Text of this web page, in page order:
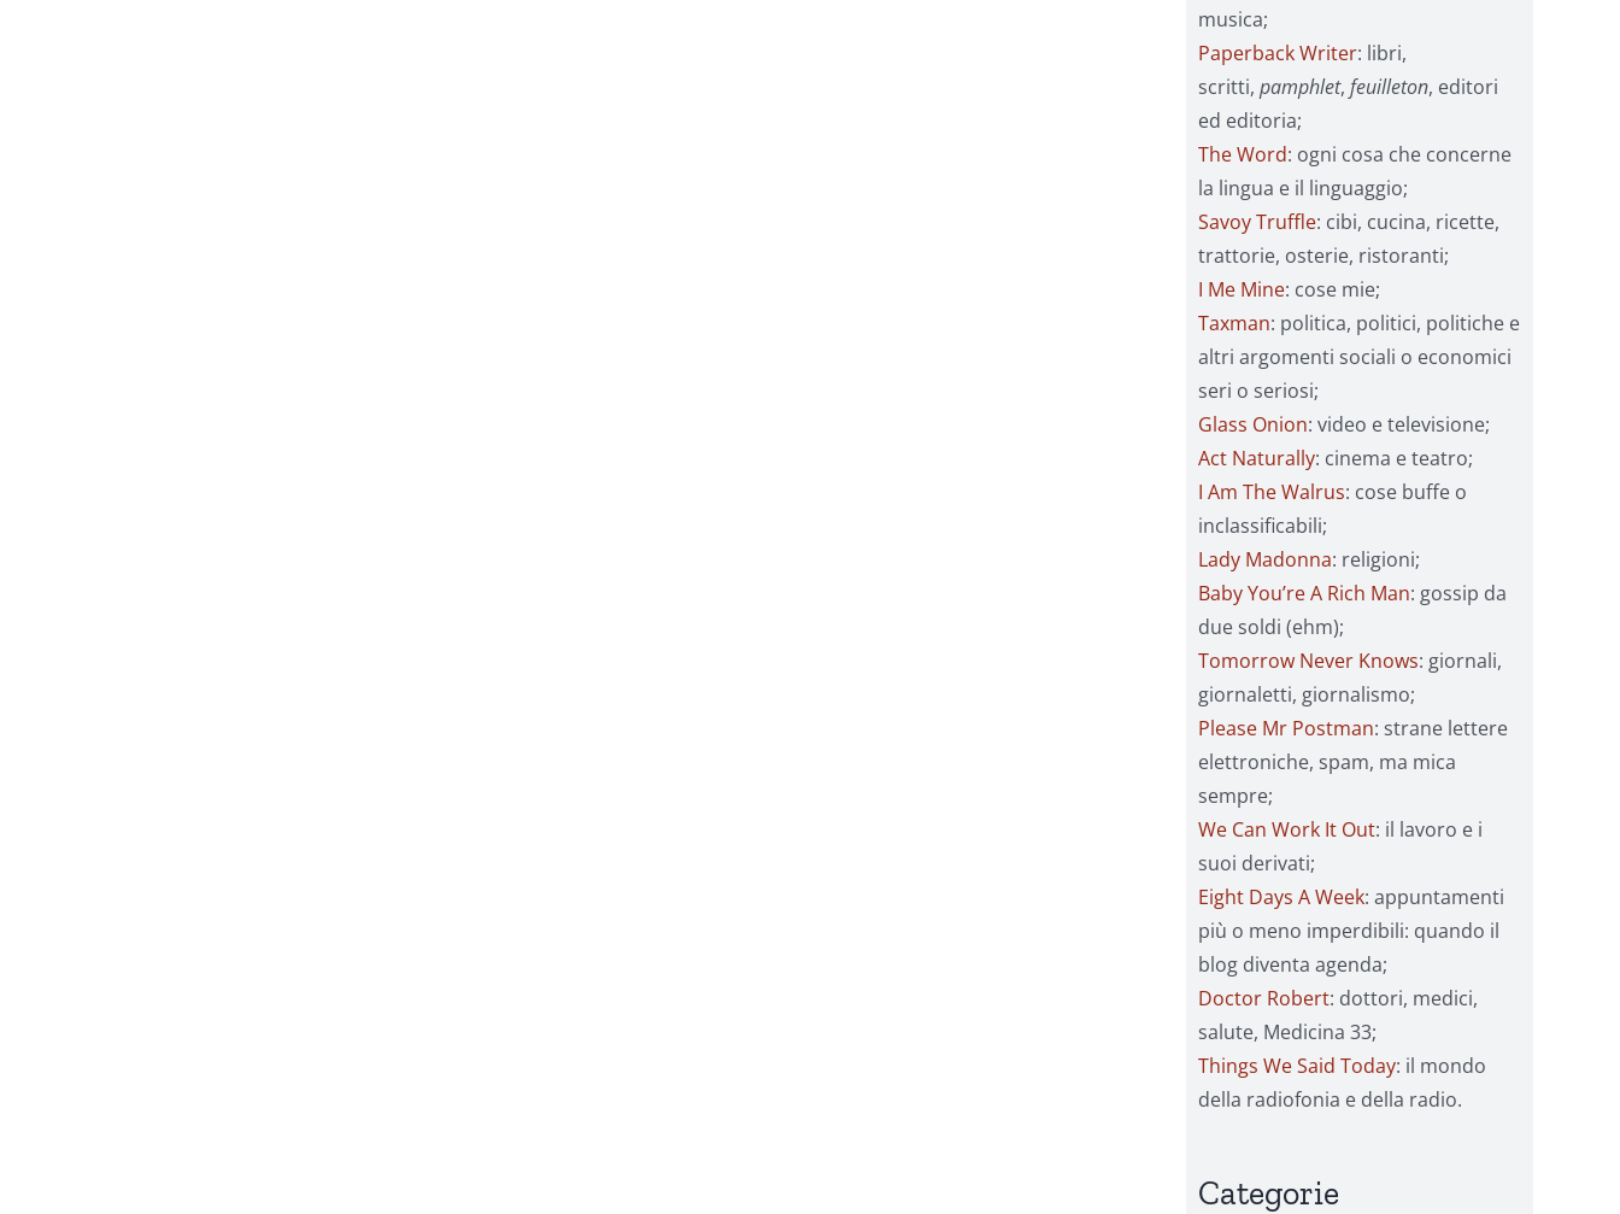
musica;
Paperback Writer: libri,
scritti, pamphlet, feuilleton, editori
ed editoria;
The Word: ogni cosa che concerne
la lingua e il linguaggio;
Savoy Truffle: cibi, cucina, ricette,
trattorie, osterie, ristoranti;
I Me Mine: cose mie;
Taxman: politica, politici, politiche e
altri argomenti sociali o economici
seri o seriosi;
Glass Onion: video e televisione;
Act Naturally: cinema e teatro;
I Am The Walrus: cose buffe o
inclassificabili;
Lady Madonna: religioni;
Baby You’re A Rich Man: gossip da
due soldi (ehm);
Tomorrow Never Knows: giornali,
giornaletti, giornalismo;
Please Mr Postman: strane lettere
elettroniche, spam, ma mica
sempre;
We Can Work It Out: il lavoro e i
suoi derivati;
Eight Days A Week: appuntamenti
più o meno imperdibili: quando il
blog diventa agenda;
Doctor Robert: dottori, medici,
salute, Medicina 33;
Things We Said Today: il mondo
della radiofonia e della radio.
Categorie